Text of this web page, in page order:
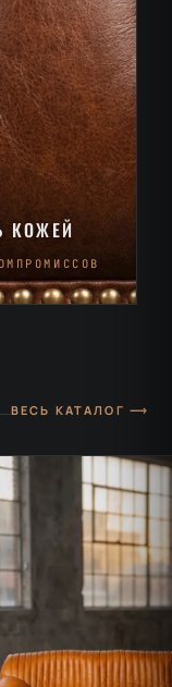
КОЖЕЙ
ВЕСЬ КАТАЛОГ ⟶